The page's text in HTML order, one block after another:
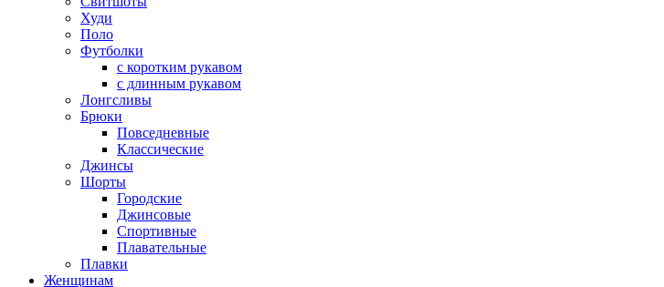
Худи
Поло
Футболки
с коротким рукавом
с длинным рукавом
Лонгсливы
Брюки
Повседневные
Классические
Джинсы
Шорты
Городские
Джинсовые
Спортивные
Плавательные
Плавки
Женщинам